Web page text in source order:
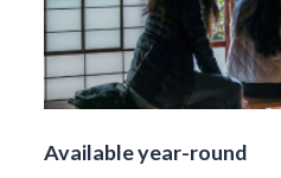
Available year-round